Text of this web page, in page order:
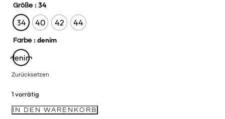
Größe : 34
34 40 42 44
Farbe : denim
denim
Zurücksetzen
1 vorrätig
IN DEN WARENKORB